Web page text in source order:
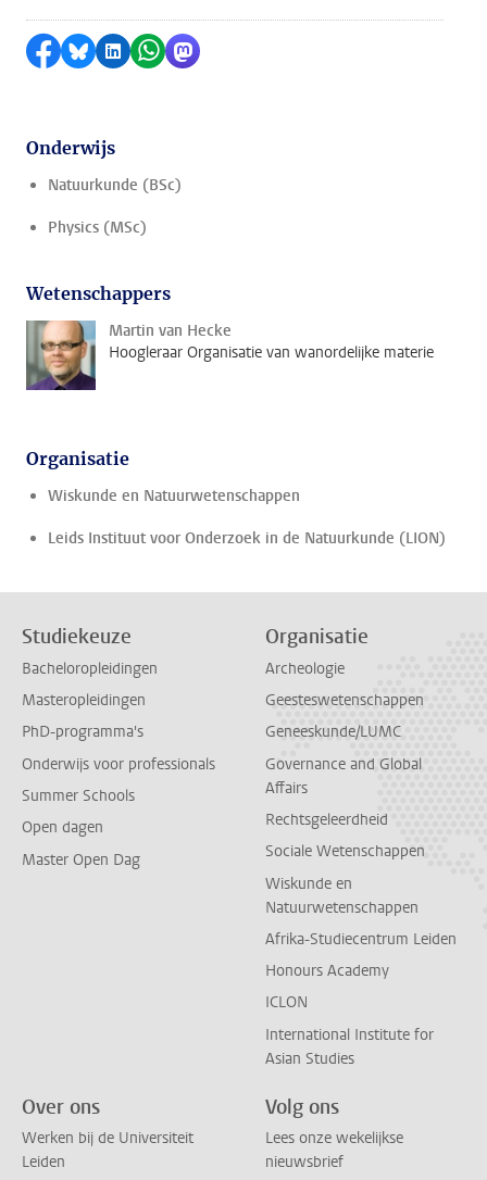
Delen op Facebook
Delen via Bluesky
Delen op LinkedIn
Delen via WhatsApp
Delen via Mastodon
Onderwijs
Natuurkunde (BSc)
Physics (MSc)
Wetenschappers
Martin van Hecke
Hoogleraar Organisatie van wanordelijke materie
Organisatie
Wiskunde en Natuurwetenschappen
Leids Instituut voor Onderzoek in de Natuurkunde (LION)
Studiekeuze
Bacheloropleidingen
Masteropleidingen
PhD-programma's
Onderwijs voor professionals
Summer Schools
Open dagen
Master Open Dag
Organisatie
Archeologie
Geesteswetenschappen
Geneeskunde/LUMC
Governance and Global
Affairs
Rechtsgeleerdheid
Sociale Wetenschappen
Wiskunde en
Natuurwetenschappen
Afrika-Studiecentrum Leiden
Honours Academy
ICLON
International Institute for
Asian Studies
Over ons
Werken bij de Universiteit
Leiden
Volg ons
Lees onze wekelijkse
nieuwsbrief